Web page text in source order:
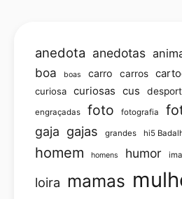
anedota anedotas
boa boas carro carros
curiosa curiosas cus
engraçadas foto fotografia
gaja gajas grandes hi5
homem homens humor
loira mamas